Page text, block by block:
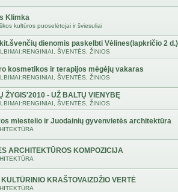
Klimka
kultūros puoselėtojai ir šviesuliai
dienomis paskelbti Vėlines(lapkričio 2 d.)
ŠVENTĖS, ŽINIOS
kosmetikos ir terapijos mėgėjų vakaras
ŠVENTĖS, ŽINIOS
ŽYGIS'2010 - UŽ BALTŲ VIENYBĘ
ŠVENTĖS, ŽINIOS
miestelio ir Juodainių gyvenvietės architektūra
ARCHITEKTŪROS KOMPOZICIJA
KRAŠTOVAIZDŽIO VERTĖ